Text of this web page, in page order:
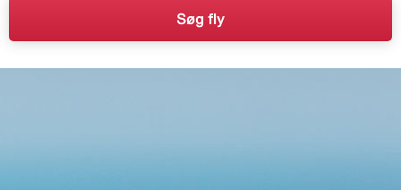
Søg fly